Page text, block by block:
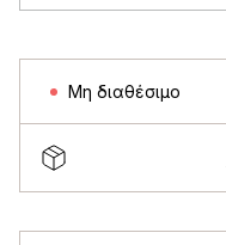
Μη διαθέσιμο